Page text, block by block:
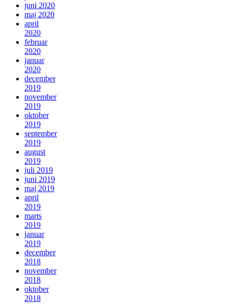
juni 2020
maj 2020
april
2020
februar
2020
januar
2020
december
2019
november
2019
oktober
2019
september
2019
august
2019
juli 2019
juni 2019
maj 2019
april
2019
marts
2019
januar
2019
december
2018
november
2018
oktober
2018